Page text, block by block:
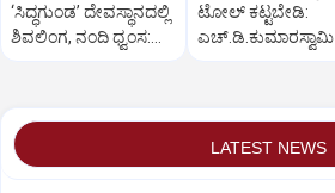
‘ಸಿದ್ಧಗುಂಡ’ ದೇವಸ್ಥಾನದಲ್ಲಿ
ಶಿವಲಿಂಗ, ನಂದಿ ಧ್ವಂಸ:
ಟೋಲ್‌ ಕಟ್ಟಬೇಡಿ:
ಎಚ್‌.ಡಿ.ಕುಮಾರಸ್ವಾಮಿ
LATEST NEWS